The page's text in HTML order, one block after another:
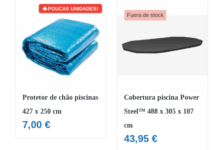
EQUIPAMENTO DE NATAÇÃO
COLCHÕES INSUFLÁVEIS
MOBILIÁRIO INSUFLÁVEL
CAMPISMO
ACESSÓRIOS PARA PISCINAS
PEÇAS DE SUBSTITUIÇÃO PARA PISCINAS
PEÇAS DE SUBSTITUIÇÃO PARA SPA
POUCAS UNIDADES!
Protetor de chão piscinas
427 x 250 cm
7,00 €
Fuera de stock
Cobertura piscina Power
Steel™ 488 x 305 x 107
cm
43,95 €